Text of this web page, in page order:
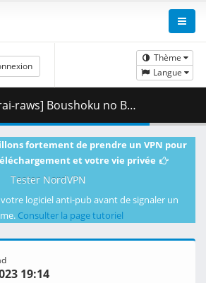
Thème
Langue
08 [1080p][Multiple Subtitle][83E5DF79].mkv.001 ( 460.39 MB )
fortement de prendre un VPN pour
et votre vie privée
Tester NordVPN
logiciel anti-pub avant de signaler un
Consulter la page tutoriel
19:14